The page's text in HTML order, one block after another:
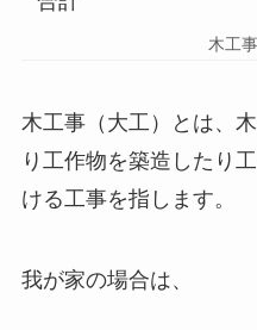
木工
木工事（大工）とは、
り工作物を築造したり
ける工事を指します。
我が家の場合は、